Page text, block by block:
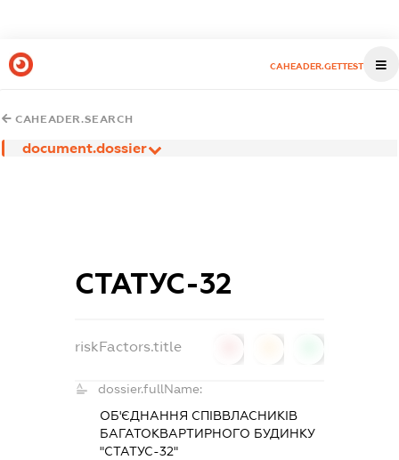
CAHEADER.GETTEST
CAHEADER.SEARCH
document.dossier
СТАТУС-32
riskFactors.title
dossier.fullName:
ОБ'ЄДНАННЯ СПІВВЛАСНИКІВ
БАГАТОКВАРТИРНОГО БУДИНКУ
"СТАТУС-32"